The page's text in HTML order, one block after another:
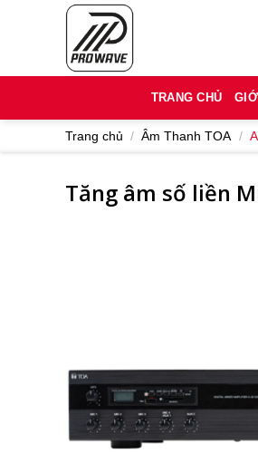
TRANG CHỦ
Trang chủ / Âm Thanh TOA /
Tăng âm số liền